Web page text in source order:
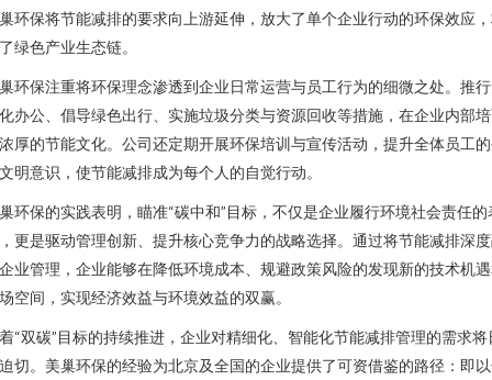
环保将节能减排的要求向上游延伸，放大了单个企业行动的环保效应
绿色产业生态链。
环保注重将环保理念渗透到企业日常运营与员工行为的细微之处。推
办公、倡导绿色出行、实施垃圾分类与资源回收等措施，在企业内部
厚的节能文化。公司还定期开展环保培训与宣传活动，提升全体员工
明意识，使节能减排成为每个人的自觉行动。
环保的实践表明，瞄准“碳中和”目标，不仅是企业履行环境社会责任的
更是驱动管理创新、提升核心竞争力的战略选择。通过将节能减排深
业管理，企业能够在降低环境成本、规避政策风险的发现新的技术机
空间，实现经济效益与环境效益的双赢。
“双碳”目标的持续推进，企业对精细化、智能化节能减排管理的需求将
切。美巢环保的经验为北京及全国的企业提供了可资借鉴的路径：即